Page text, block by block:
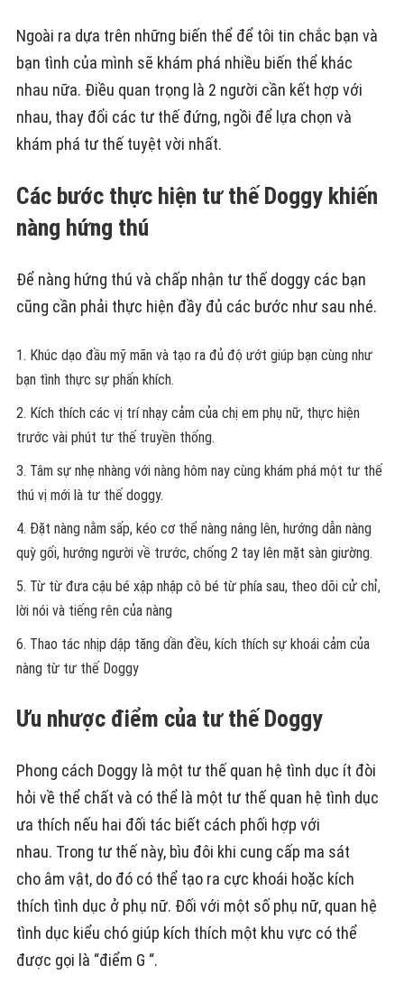
Ngoài ra dựa trên những biến thể để tôi tin chắc bạn và
bạn tình của mình sẽ khám phá nhiều biến thể khác
nhau nữa. Điều quan trọng là 2 người cần kết hợp với
nhau, thay đổi các tư thế đứng, ngồi để lựa chọn và
khám phá tư thế tuyệt vời nhất.
Các bước thực hiện tư thế Doggy khiến
nàng hứng thú
Để nàng hứng thú và chấp nhận tư thế doggy các bạn
cũng cần phải thực hiện đầy đủ các bước như sau nhé.
Khúc dạo đầu mỹ mãn và tạo ra đủ độ ướt giúp bạn cùng như
bạn tình thực sự phấn khích.
Kích thích các vị trí nhạy cảm của chị em phụ nữ, thực hiện
trước vài phút tư thế truyền thống.
Tâm sự nhẹ nhàng với nàng hôm nay cùng khám phá một tư thế
thú vị mới là tư thế doggy.
Đặt nàng nằm sấp, kéo cơ thể nàng nâng lên, hướng dẫn nàng
quỳ gối, hướng người về trước, chống 2 tay lên mặt sàn giường.
Từ từ đưa cậu bé xập nhập cô bé từ phía sau, theo dõi cử chỉ,
lời nói và tiếng rên của nàng
Thao tác nhịp dập tăng dần đều, kích thích sự khoái cảm của
nàng từ tư thế Doggy
Ưu nhược điểm của tư thế Doggy
Phong cách Doggy là một tư thế quan hệ tình dục ít đòi
hỏi về thể chất và có thể là một tư thế quan hệ tình dục
ưa thích nếu hai đối tác biết cách phối hợp với
nhau. Trong tư thế này, bìu đôi khi cung cấp ma sát
cho âm vật, do đó có thể tạo ra cực khoái hoặc kích
thích tình dục ở phụ nữ. Đối với một số phụ nữ, quan hệ
tình dục kiểu chó giúp kích thích một khu vực có thể
được gọi là “điểm G “.